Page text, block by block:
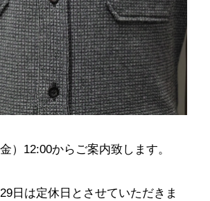
）12:00からご案内致します。
日は定休日とさせていただきま